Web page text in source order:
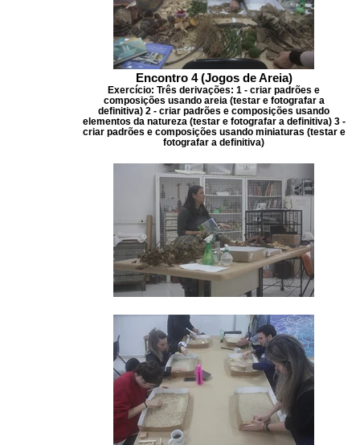
Encontro 4 (Jogos de Areia)
Exercício: Três derivações: 1 - criar padrões e
composições usando areia (testar e fotografar a
definitiva) 2 - criar padrões e composições usando
elementos da natureza (testar e fotografar a definitiva) 3 -
criar padrões e composições usando miniaturas (testar e
fotografar a definitiva)